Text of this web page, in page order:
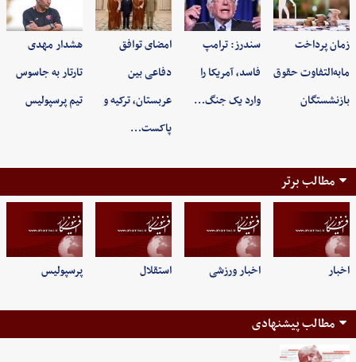
زمان پرداخت
مابه‌التفاوت حقوق
بازنشستگان
سندرز: ترامپ
فاسد، آمریکا را
وارد یک جنگ…
امضای توافق
دفاعی بین
عربستان، ترکیه و
پاکست…
هشدار مهدی
تارتار به جاسوس
تیم پرسپولیس
مطالب برتر
اخبار اخبار ورزشی استقلال پرسپولیس
مطالب پیشنهادی